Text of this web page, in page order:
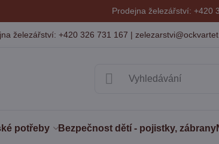
Prodejna železářství: +420
železářství: +420 326 731 167 |
potřeby Bezpečnost dětí - pojistky, zábrany